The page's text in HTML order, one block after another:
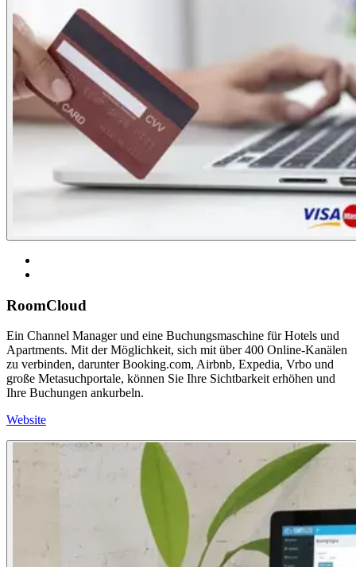
RoomCloud
Ein Channel Manager und eine Buchungsmaschine für Hotels und
Apartments. Mit der Möglichkeit, sich mit über 400 Online-Kanälen
zu verbinden, darunter Booking.com, Airbnb, Expedia, Vrbo und
große Metasuchportale, können Sie Ihre Sichtbarkeit erhöhen und
Ihre Buchungen ankurbeln.
Website